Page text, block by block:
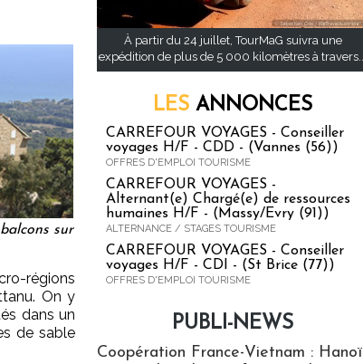
sur
régions
On y
dans un
de sable
À partir du 24 juillet, TourMaG suivra une
expédition de plus de 5 000 kilomètres à travers...
LES ANNONCES
CARREFOUR VOYAGES - Conseiller
voyages H/F - CDD - (Vannes (56))
OFFRES D'EMPLOI TOURISME
CARREFOUR VOYAGES -
Alternant(e) Chargé(e) de ressources
humaines H/F - (Massy/Evry (91))
ALTERNANCE / STAGES TOURISME
CARREFOUR VOYAGES - Conseiller
voyages H/F - CDI - (St Brice (77))
OFFRES D'EMPLOI TOURISME
PUBLI-NEWS
Coopération France-Vietnam : Hanoï